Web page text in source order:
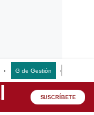
G de Gestión
SUSCRÍBETE